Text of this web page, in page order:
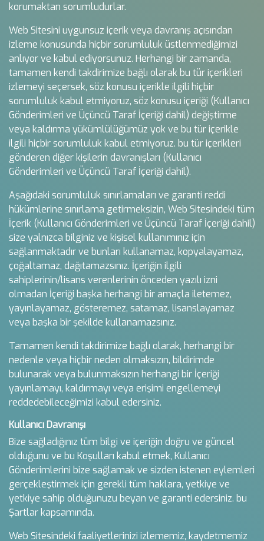
korumaktan sorumludurlar.
Web Sitesini uygunsuz içerik veya davranış açısından
izleme konusunda hiçbir sorumluluk üstlenmediğimizi
anlıyor ve kabul ediyorsunuz. Herhangi bir zamanda,
tamamen kendi takdirimize bağlı olarak bu tür içerikleri
izlemeyi seçersek, söz konusu içerikle ilgili hiçbir
sorumluluk kabul etmiyoruz, söz konusu içeriği (Kullanıcı
Gönderimleri ve Üçüncü Taraf İçeriği dahil) değiştirme
veya kaldırma yükümlülüğümüz yok ve bu tür içerikle
ilgili hiçbir sorumluluk kabul etmiyoruz. bu tür içerikleri
gönderen diğer kişilerin davranışları (Kullanıcı
Gönderimleri ve Üçüncü Taraf İçeriği dahil).
Aşağıdaki sorumluluk sınırlamaları ve garanti reddi
hükümlerine sınırlama getirmeksizin, Web Sitesindeki tüm
İçerik (Kullanıcı Gönderimleri ve Üçüncü Taraf İçeriği dahil)
size yalnızca bilginiz ve kişisel kullanımınız için
sağlanmaktadır ve bunları kullanamaz, kopyalayamaz,
çoğaltamaz, dağıtamazsınız. İçeriğin ilgili
sahiplerinin/lisans verenlerinin önceden yazılı izni
olmadan İçeriği başka herhangi bir amaçla iletemez,
yayınlayamaz, gösteremez, satamaz, lisanslayamaz
veya başka bir şekilde kullanamazsınız.
Tamamen kendi takdirimize bağlı olarak, herhangi bir
nedenle veya hiçbir neden olmaksızın, bildirimde
bulunarak veya bulunmaksızın herhangi bir İçeriği
yayınlamayı, kaldırmayı veya erişimi engellemeyi
reddedebileceğimizi kabul edersiniz.
Kullanıcı Davranışı
Bize sağladığınız tüm bilgi ve içeriğin doğru ve güncel
olduğunu ve bu Koşulları kabul etmek, Kullanıcı
Gönderimlerini bize sağlamak ve sizden istenen eylemleri
gerçekleştirmek için gerekli tüm haklara, yetkiye ve
yetkiye sahip olduğunuzu beyan ve garanti edersiniz. bu
Şartlar kapsamında.
Web Sitesindeki faaliyetlerinizi izlememiz, kaydetmemiz